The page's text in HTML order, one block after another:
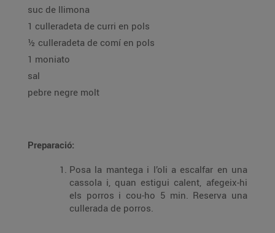
suc de llimona
1 culleradeta de curri en pols
½ culleradeta de comí en pols
1 moniato
sal
pebre negre molt
Preparació:
Posa la mantega i l’oli a escalfar en una
cassola i, quan estigui calent, afegeix-hi
els porros i cou-ho 5 min. Reserva una
cullerada de porros.